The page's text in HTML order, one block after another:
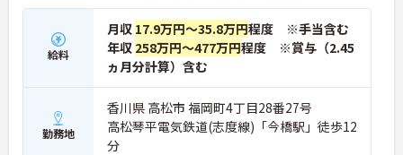
給料
月収 17.9万円～35.8万円程度 ※手当含む
年収 258万円～477万円程度 ※賞与（2.45
ヵ月分計算）含む
勤務地
香川県 高松市 福岡町4丁目28番27号
高松琴平電気鉄道(志度線)「今橋駅」徒歩12
分